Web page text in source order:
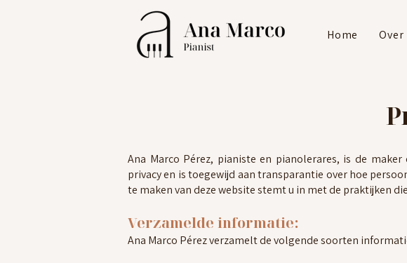
Home Over
Ana Marco Pérez, pianiste en pianolerares, is de
privacy en is toegewijd aan transparantie over hoe
te maken van deze website stemt u in met de praktijken
Verzamelde informatie:
Ana Marco Pérez verzamelt de volgende soorten